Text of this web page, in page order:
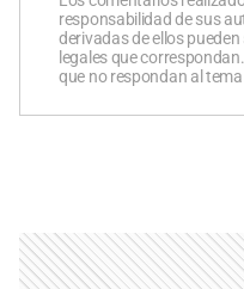
responsabilidad de sus
derivadas de ellos
legales que
que no respondan al